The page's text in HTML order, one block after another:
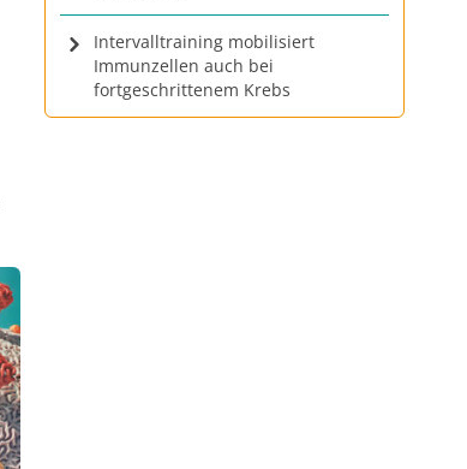
Intervalltraining mobilisiert
Immunzellen auch bei
fortgeschrittenem Krebs